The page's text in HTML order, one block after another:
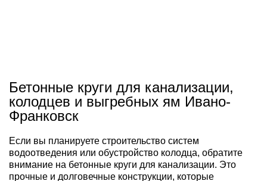
Бетонные круги для канализации,
колодцев и выгребных ям Ивано-
Франковск
Если вы планируете строительство систем
водоотведения или обустройство колодца, обратите
внимание на бетонные круги для канализации. Это
прочные и долговечные конструкции, которые